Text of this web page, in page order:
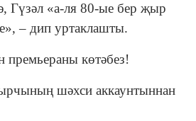
Гүзәл «а-ля 80-ые бер җыр
– дип уртаклашты.
премьераны көтәбез!
шәхси аккаунтыннан